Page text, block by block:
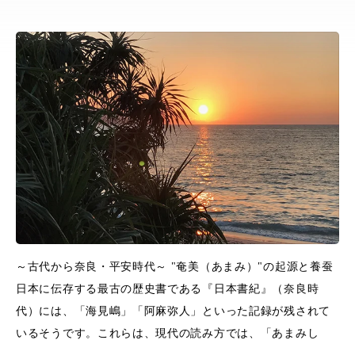
～古代から奈良・平安時代～ "奄美（あまみ）"の起源と養蚕
日本に伝存する最古の歴史書である『日本書紀』（奈良時
代）には、「海見嶋」「阿麻弥人」といった記録が残されて
いるそうです。これらは、現代の読み方では、「あまみし